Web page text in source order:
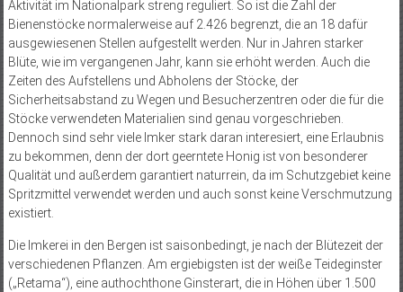
Aktivität im Nationalpark streng reguliert. So ist die Zahl der
Bienenstöcke normalerweise auf 2.426 begrenzt, die an 18 dafür
ausgewiesenen Stellen aufgestellt werden. Nur in Jahren starker
Blüte, wie im vergangenen Jahr, kann sie erhöht werden. Auch die
Zeiten des Aufstellens und Abholens der Stöcke, der
Sicherheitsabstand zu Wegen und Besucherzentren oder die für die
Stöcke verwendeten Materialien sind genau vorgeschrieben.
Dennoch sind sehr viele Imker stark daran interesiert, eine Erlaubnis
zu bekommen, denn der dort geerntete Honig ist von besonderer
Qualität und außerdem garantiert naturrein, da im Schutzgebiet keine
Spritzmittel verwendet werden und auch sonst keine Verschmutzung
existiert.
Die Imkerei in den Bergen ist saisonbedingt, je nach der Blütezeit der
verschiedenen Pflanzen. Am ergiebigsten ist der weiße Teideginster
(„Retama“), eine authochthone Ginsterart, die in Höhen über 1.500